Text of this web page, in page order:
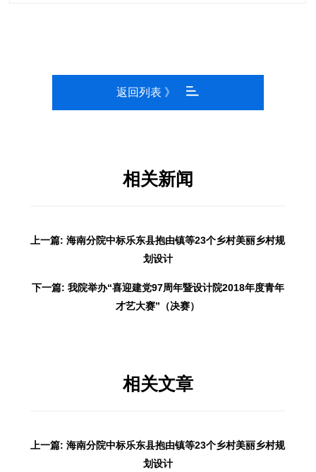
返回列表 》
相关新闻
上一篇: 海南分院中标乐东县抱由镇等23个乡村美丽乡村规
划设计
下一篇: 我院举办“喜迎建党97周年暨设计院2018年度青年
才艺大赛”（决赛）
相关文章
上一篇: 海南分院中标乐东县抱由镇等23个乡村美丽乡村规
划设计